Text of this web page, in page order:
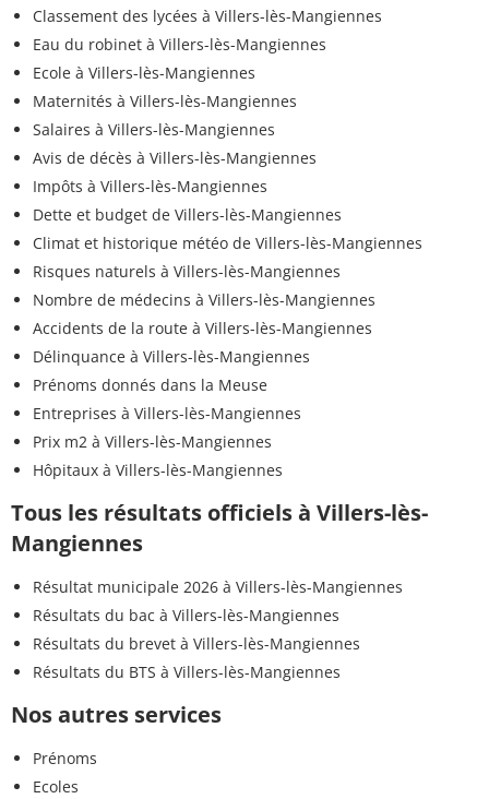
Classement des lycées à Villers-lès-Mangiennes
Eau du robinet à Villers-lès-Mangiennes
Ecole à Villers-lès-Mangiennes
Maternités à Villers-lès-Mangiennes
Salaires à Villers-lès-Mangiennes
Avis de décès à Villers-lès-Mangiennes
Impôts à Villers-lès-Mangiennes
Dette et budget de Villers-lès-Mangiennes
Climat et historique météo de Villers-lès-Mangiennes
Risques naturels à Villers-lès-Mangiennes
Nombre de médecins à Villers-lès-Mangiennes
Accidents de la route à Villers-lès-Mangiennes
Délinquance à Villers-lès-Mangiennes
Prénoms donnés dans la Meuse
Entreprises à Villers-lès-Mangiennes
Prix m2 à Villers-lès-Mangiennes
Hôpitaux à Villers-lès-Mangiennes
Tous les résultats officiels à Villers-lès-
Mangiennes
Résultat municipale 2026 à Villers-lès-Mangiennes
Résultats du bac à Villers-lès-Mangiennes
Résultats du brevet à Villers-lès-Mangiennes
Résultats du BTS à Villers-lès-Mangiennes
Nos autres services
Prénoms
Ecoles